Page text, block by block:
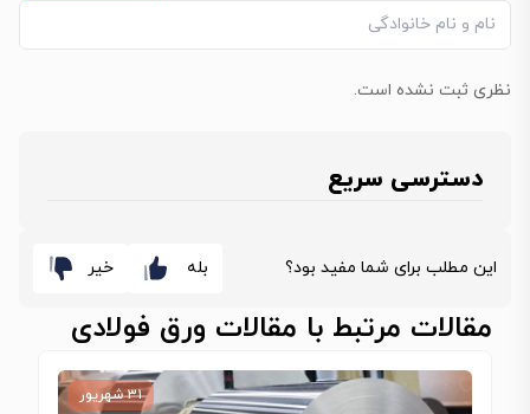
نظری ثبت نشده است.
دسترسی سریع
این مطلب برای شما مفید بود؟ بله خیر
مقالات مرتبط با مقالات ورق فولادی
۳۱ شهریور